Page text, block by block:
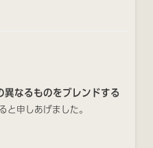
異なるものをブレンドする
と申しあげました。